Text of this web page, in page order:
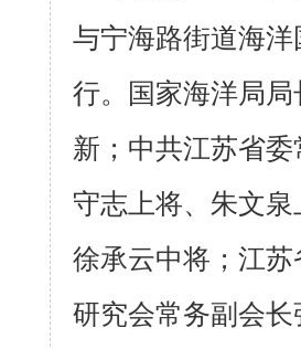
与宁海路街道海
行。国家海洋局
新；中共江苏省
守志上将、朱文
徐承云中将；江
研究会常务副会